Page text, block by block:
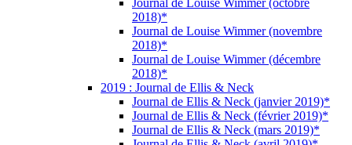
Journal de Louise Wimmer (octobre
2018)*
Journal de Louise Wimmer (novembre
2018)*
Journal de Louise Wimmer (décembre
2018)*
2019 : Journal de Ellis & Neck
Journal de Ellis & Neck (janvier 2019)*
Journal de Ellis & Neck (février 2019)*
Journal de Ellis & Neck (mars 2019)*